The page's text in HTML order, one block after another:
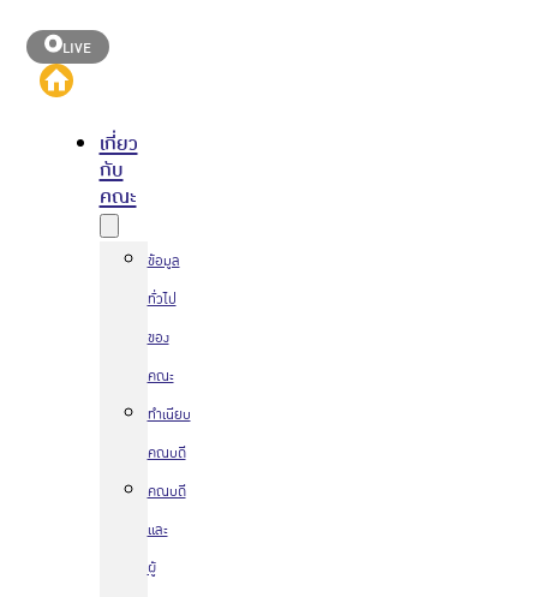
LIVE
เกี่ยว
กับ
คณะ
ข้อมูล
ทั่วไป
ของ
คณะ
ทำเนียบ
คณบดี
คณบดี
และ
ผู้